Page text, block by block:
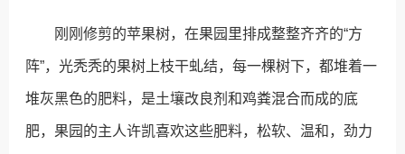
刚刚修剪的苹果树，在果园里排成整整齐齐的“方
阵”，光秃秃的果树上枝干虬结，每一棵树下，都堆着一
堆灰黑色的肥料，是土壤改良剂和鸡粪混合而成的底
肥，果园的主人许凯喜欢这些肥料，松软、温和，劲力